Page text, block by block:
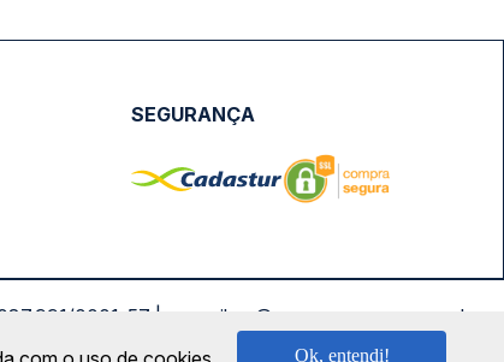
SEGURANÇA
0001-57 | saconibus@queropassagem.com.br
Ok, entendi!